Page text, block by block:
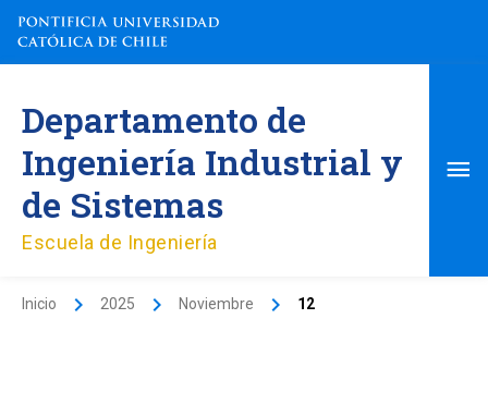
contenido
Departamento de
Ingeniería Industrial y
de Sistemas
Escuela de Ingeniería
Inicio 2025 Noviembre 12